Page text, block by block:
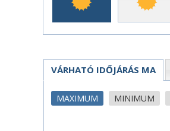
VÁRHATÓ IDŐJÁRÁS MA
MAXIMUM MINIMUM